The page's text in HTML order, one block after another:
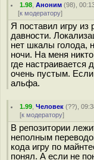
1.98 ,Аноним (98),
[к модератору]
Я поставил игру из
давности.
нет шкалы голода,
ночи. На меня
где настраивается
очень пустым.
альфа.
1.99 ,Человек (??),
[к модератору]
В репозитории
неполным
кода игру по
понял. А если не